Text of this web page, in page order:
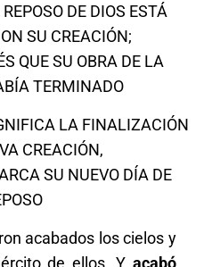
DE DIOS ESTÁ
SU CREACIÓN;
QUE SU OBRA DE LA
TERMINADO
LA FINALIZACIÓN
CREACIÓN,
SU NUEVO DÍA DE
acabados los cielos y
de ellos. Y acabó